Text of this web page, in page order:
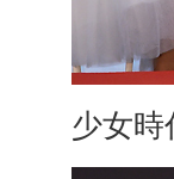
少女